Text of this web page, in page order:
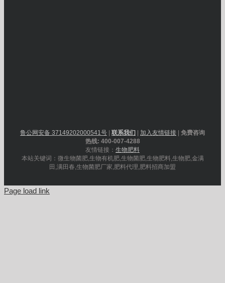
鲁公网安备 37149202000541号 联系我们 加入友情链接
免费咨询
热线: 400-007-4288
友情链接： 生物肥料
本站关键词：微生物菌肥,生物有机肥,生物菌肥,生物肥料,生物肥,金满
田,满田春,生物菌肥厂家,肥料代理,肥料招商加盟
Page load link